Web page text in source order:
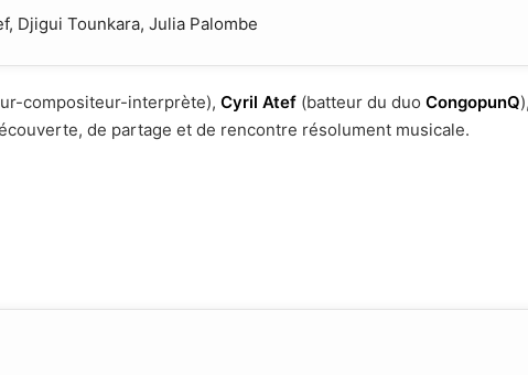
Djigui Tounkara, Julia Palombe
compositeur-interprète), Cyril Atef (batteur du duo CongopunQ),
de partage et de rencontre résolument musicale.